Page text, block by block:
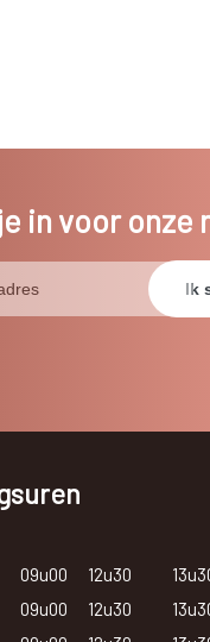
in voor onze
09u00 12u30
09u00 12u30